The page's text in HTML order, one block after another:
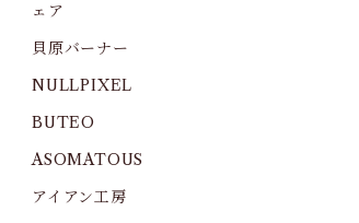
ェア
貝原バーナー
NULLPIXEL
BUTEO
ASOMATOUS
アイアン工房